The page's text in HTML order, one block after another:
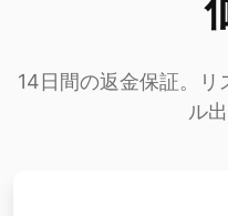
14日間の返金保証。リ
ル